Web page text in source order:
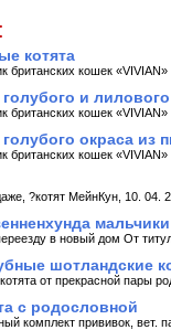
котята
кошек
и
кошек
окраса из
кошек
?котят МейнКун, 10. 04.
мальчики
в новый дом От
шотландские
от прекрасной пары
с родословной
комплект прививок, вет.